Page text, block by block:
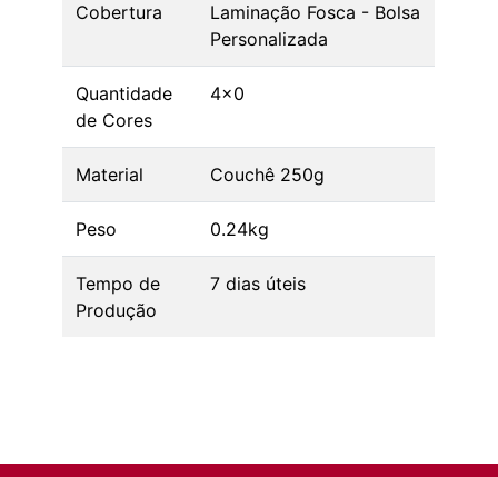
Cobertura
Laminação Fosca - Bolsa
Personalizada
Quantidade
de Cores
4x0
Material Couchê 250g
Peso 0.24kg
Tempo de
Produção
7 dias úteis